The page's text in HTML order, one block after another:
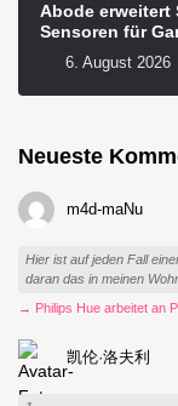
Abode erweitert
Sensoren für
6. August 2026
Neueste
m4d-maNu
Hier ist auf jeden Fall
daran das in meinen
→ Philips Hue arbeitet an
凯伦·洛夫利